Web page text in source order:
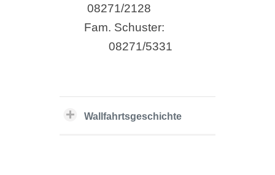
08271/2128
Fam. Schuster:
08271/5331
Wallfahrtsgeschichte